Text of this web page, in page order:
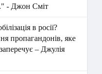
- Джон Сміт
в росії?
пропагандонів, яке
– Джулія